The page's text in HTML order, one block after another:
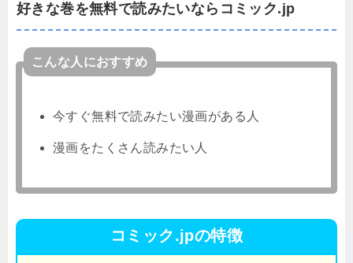
好きな巻を無料で読みたいならコミック.jp
こんな人におすすめ
今すぐ無料で読みたい漫画がある人
漫画をたくさん読みたい人
コミック.jpの特徴